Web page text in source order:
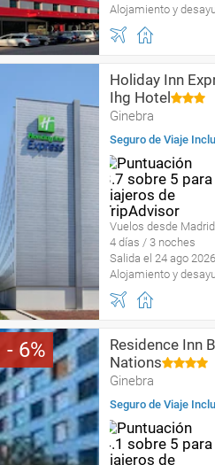
Alojamiento y
Holiday Inn
Ihg Hotel
Ginebra
Seguro de Viaje
Vuelos desde Madrid
4 días / 3 noches
Salida el 24 ago 2026
Alojamiento y
6
Residence Inn
Nations
Ginebra
Seguro de Viaje